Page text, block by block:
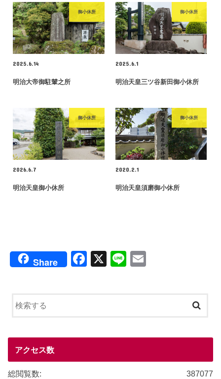
御小休所
2025.6.14
明治大帝御駐輦之所
御小休所
2025.6.1
明治天皇三ツ谷新田御小休所
御小休所
2026.6.7
明治天皇御小休所
御小休所
2020.2.1
明治天皇須磨御小休所
Share
F
o
X
Li
アクセス数
387077
総閲覧数: